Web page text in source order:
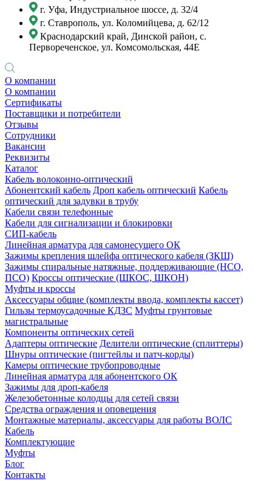
г. Уфа, Индустриальное шоссе, д. 32/4
г. Ставрополь, ул. Коломийцева, д. 62/12
Краснодарский край, Динской район, с.
Первореченское, ул. Комсомольская, 44Е
О компании
О компании
Сертификаты
Поставщики и потребители
Отзывы
Сотрудники
Вакансии
Реквизиты
Каталог
Кабель волоконно-оптический
Абонентский кабель Дроп кабель оптический Кабель
оптический для задувки в трубу
Кабели связи телефонные
Кабели для сигнализации и блокировки
СИП-кабель
Линейная арматура для самонесущего ОК
Зажимы крепления шлейфа оптического кабеля (ЗКШ)
Зажимы спиральные натяжные, поддерживающие (НСО,
ПСО) Кроссы оптические (ШКОС, ШКОН)
Муфты и кроссы
Аксессуары общие (комплекты ввода, комплекты кассет)
Гильзы термоусадочные КДЗС Муфты грунтовые
магистральные
Компоненты оптических сетей
Адаптеры оптические Делители оптические (сплиттеры)
Шнуры оптические (пигтейлы и патч-корды)
Камеры оптические трубопроводные
Линейная арматура для абонентского ОК
Зажимы для дроп-кабеля
Железобетонные колодцы для сетей связи
Средства ограждения и оповещения
Монтажные материалы, аксессуары для работы ВОЛС
Кабель
Комплектующие
Муфты
Блог
Контакты